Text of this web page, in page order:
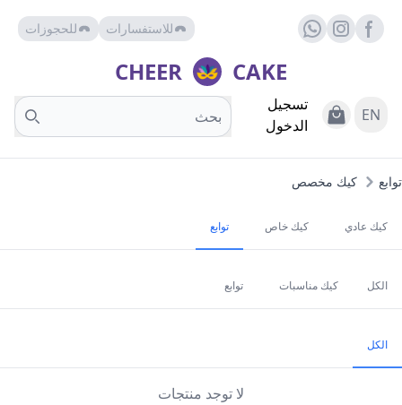
Facebook page
insta
whats للاستفسارات للحجوزات
CHEER CAKE
EN
View Cart
تسجيل
الدخول
Search
توابع كيك مخصص
كيك عادي كيك خاص توابع
الكل كيك مناسبات توابع
الكل
لا توجد منتجات